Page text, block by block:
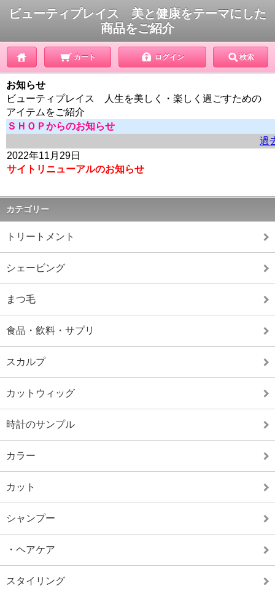
ビューティプレイス 美と健康をテーマにした
商品をご紹介
カート ログイン 検索
お知らせ
ビューティプレイス 人生を美しく・楽しく過ごすための
アイテムをご紹介
ＳＨＯＰからのお知らせ
過
2022年11月29日
サイトリニューアルのお知らせ
カテゴリー
トリートメント
シェービング
まつ毛
食品・飲料・サプリ
スカルプ
カットウィッグ
時計のサンプル
カラー
カット
シャンプー
・ヘアケア
スタイリング